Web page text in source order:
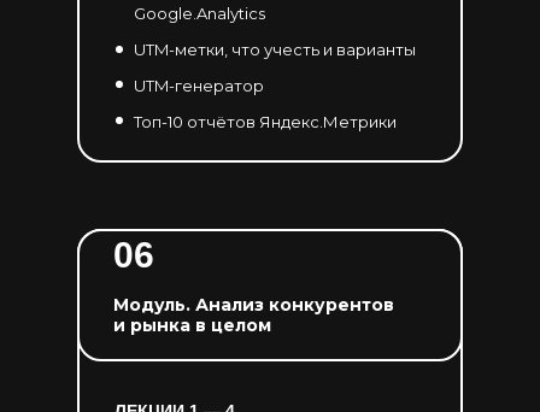
Google.Analytics
UTM-генератор
UTM-метки, что учесть и варианты
Топ-10 отчётов Яндекс.Метрики
Модуль. Анализ конкурентов
и рынка в целом
06